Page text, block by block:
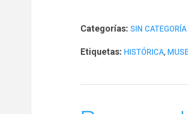
Categorías: SIN CATEGORÍA
Etiquetas: HISTÓRICA,